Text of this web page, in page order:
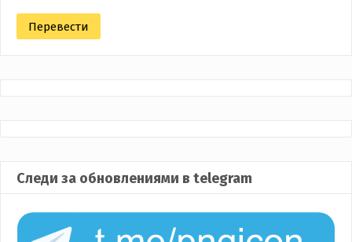
Следи за обновлениями в telegram